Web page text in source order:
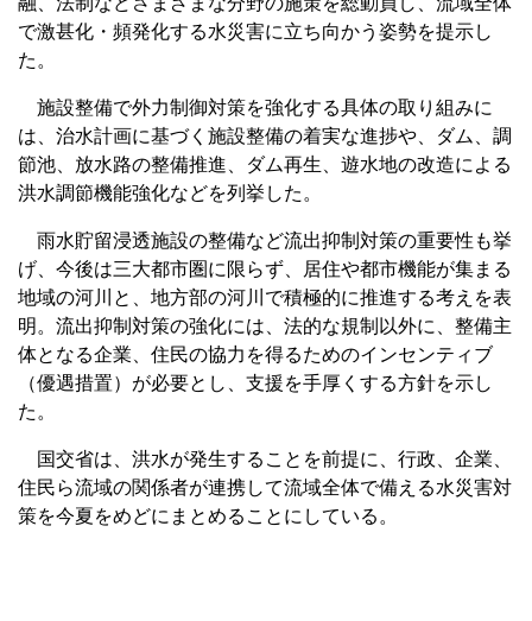
で激甚化・頻発化する水災害に立ち向かう姿勢を提示し
た。
施設整備で外力制御対策を強化する具体の取り組みに
は、治水計画に基づく施設整備の着実な進捗や、ダム、調
節池、放水路の整備推進、ダム再生、遊水地の改造による
洪水調節機能強化などを列挙した。
雨水貯留浸透施設の整備など流出抑制対策の重要性も挙
げ、今後は三大都市圏に限らず、居住や都市機能が集まる
地域の河川と、地方部の河川で積極的に推進する考えを表
明。流出抑制対策の強化には、法的な規制以外に、整備主
体となる企業、住民の協力を得るためのインセンティブ
（優遇措置）が必要とし、支援を手厚くする方針を示し
た。
国交省は、洪水が発生することを前提に、行政、企業、
住民ら流域の関係者が連携して流域全体で備える水災害対
策を今夏をめどにまとめることにしている。